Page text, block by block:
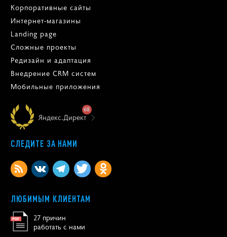
Корпоративные сайты
Интернет-магазины
Landing page
Сложные проекты
Редизайн и адаптация
Внедрение CRM систем
Мобильные приложения
Яндекс.Директ
68
СЛЕДИТЕ ЗА НАМИ
ЛЮБИМЫМ КЛИЕНТАМ
27 причин
работать с нами